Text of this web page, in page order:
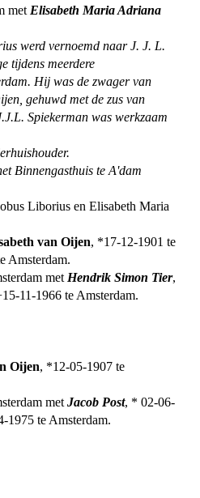
met Elisabeth Maria Adriana
werd vernoemd naar J. J. L.
tijdens meerdere
Hij was de zwager van
gehuwd met de zus van
Spiekerman was werkzaam
Binnengasthuis te A'dam
Liborius en Elisabeth Maria
van Oijen, *17-12-1901 te
Amsterdam.
met Hendrik Simon Tier,
11-1966 te Amsterdam.
Oijen, *12-05-1907 te
metJacob Post, * 02-06-
1975 te Amsterdam.